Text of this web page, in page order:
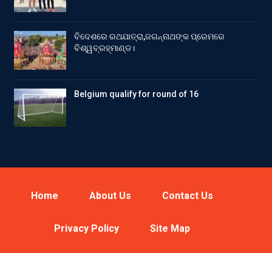
ବିଦେଶରେ ରଥଯାତ୍ରା,ଜଗନ୍ନାଥଙ୍କ ପ୍ରେମରେ
ବିଶ୍ୱବ୍ରହ୍ମାଣ୍ଡ।
Belgium qualify for round of 16
Home About Us Contact Us
Privacy Policy Site Map